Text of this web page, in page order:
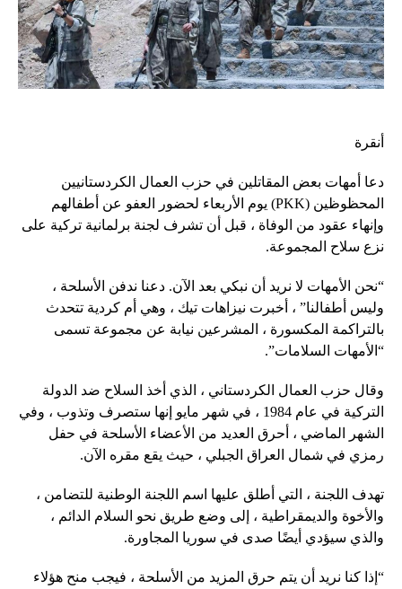
أنقرة
دعا أمهات بعض المقاتلين في حزب العمال الكردستانيين
المحظوظين (PKK) يوم الأربعاء لحضور العفو عن أطفالهم
وإنهاء عقود من الوفاة ، قبل أن تشرف لجنة برلمانية تركية على
نزع سلاح المجموعة.
“نحن الأمهات لا نريد أن نبكي بعد الآن. دعنا ندفن الأسلحة ،
وليس أطفالنا” ، أخبرت نيزاهات تيك ، وهي أم كردية تتحدث
بالتراكمة المكسورة ، المشرعين نيابة عن مجموعة تسمى
“الأمهات السلامات”.
وقال حزب العمال الكردستاني ، الذي أخذ السلاح ضد الدولة
التركية في عام 1984 ، في شهر مايو إنها ستصرف وتذوب ، وفي
الشهر الماضي ، أحرق العديد من الأعضاء الأسلحة في حفل
رمزي في شمال العراق الجبلي ، حيث يقع مقره الآن.
تهدف اللجنة ، التي أطلق عليها اسم اللجنة الوطنية للتضامن ،
والأخوة والديمقراطية ، إلى وضع طريق نحو السلام الدائم ،
والذي سيؤدي أيضًا صدى في سوريا المجاورة.
“إذا كنا نريد أن يتم حرق المزيد من الأسلحة ، فيجب منح هؤلاء